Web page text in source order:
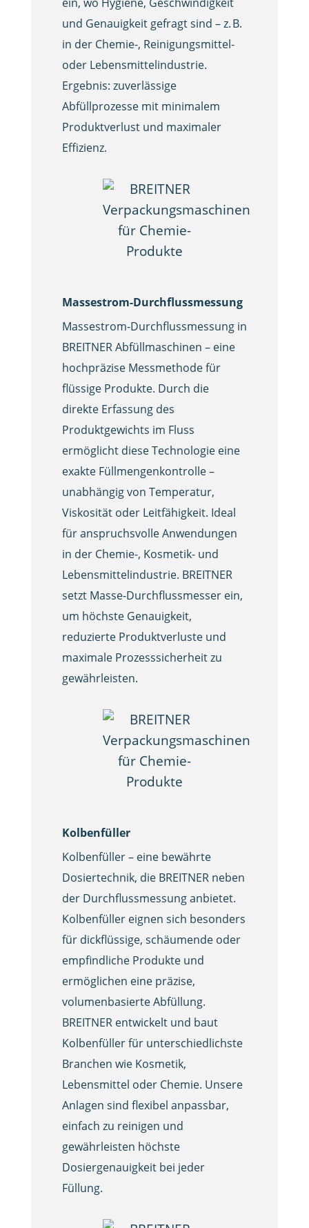
und Genauigkeit gefragt sind – z. B.
in der Chemie-, Reinigungsmittel-
oder Lebensmittelindustrie.
Ergebnis: zuverlässige
Abfüllprozesse mit minimalem
Produktverlust und maximaler
Effizienz.
Massestrom-Durchflussmessung
Massestrom-Durchflussmessung in
BREITNER Abfüllmaschinen – eine
hochpräzise Messmethode für
flüssige Produkte. Durch die
direkte Erfassung des
Produktgewichts im Fluss
ermöglicht diese Technologie eine
exakte Füllmengenkontrolle –
unabhängig von Temperatur,
Viskosität oder Leitfähigkeit. Ideal
für anspruchsvolle Anwendungen
in der Chemie-, Kosmetik- und
Lebensmittelindustrie. BREITNER
setzt Masse-Durchflussmesser ein,
um höchste Genauigkeit,
reduzierte Produktverluste und
maximale Prozesssicherheit zu
gewährleisten.
Kolbenfüller
Kolbenfüller – eine bewährte
Dosiertechnik, die BREITNER neben
der Durchflussmessung anbietet.
Kolbenfüller eignen sich besonders
für dickflüssige, schäumende oder
empfindliche Produkte und
ermöglichen eine präzise,
volumenbasierte Abfüllung.
BREITNER entwickelt und baut
Kolbenfüller für unterschiedlichste
Branchen wie Kosmetik,
Lebensmittel oder Chemie. Unsere
Anlagen sind flexibel anpassbar,
einfach zu reinigen und
gewährleisten höchste
Dosiergenauigkeit bei jeder
Füllung.